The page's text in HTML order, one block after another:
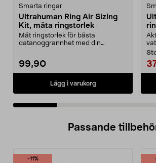
Smarta ringar
Ultrahuman Ring Air Sizing
Kit, mäta ringstorlek
Mät ringstorlek för bästa
datanoggrannhet med din
99,90
Lägg i varukorg
Passande
-11%